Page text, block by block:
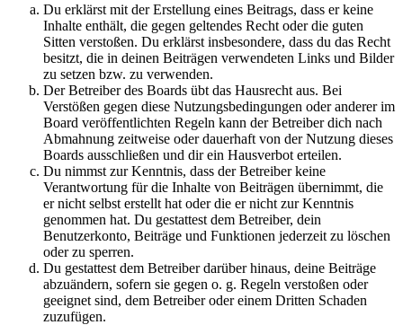
Du erklärst mit der Erstellung eines Beitrags, dass er keine
Inhalte enthält, die gegen geltendes Recht oder die guten
Sitten verstoßen. Du erklärst insbesondere, dass du das Recht
besitzt, die in deinen Beiträgen verwendeten Links und Bilder
zu setzen bzw. zu verwenden.
Der Betreiber des Boards übt das Hausrecht aus. Bei
Verstößen gegen diese Nutzungsbedingungen oder anderer im
Board veröffentlichten Regeln kann der Betreiber dich nach
Abmahnung zeitweise oder dauerhaft von der Nutzung dieses
Boards ausschließen und dir ein Hausverbot erteilen.
Du nimmst zur Kenntnis, dass der Betreiber keine
Verantwortung für die Inhalte von Beiträgen übernimmt, die
er nicht selbst erstellt hat oder die er nicht zur Kenntnis
genommen hat. Du gestattest dem Betreiber, dein
Benutzerkonto, Beiträge und Funktionen jederzeit zu löschen
oder zu sperren.
Du gestattest dem Betreiber darüber hinaus, deine Beiträge
abzuändern, sofern sie gegen o. g. Regeln verstoßen oder
geeignet sind, dem Betreiber oder einem Dritten Schaden
zuzufügen.